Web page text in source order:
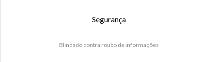
Segurança
Blindado contra roubo de informações